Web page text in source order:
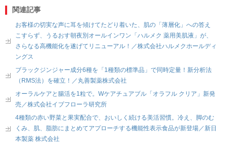
関連記事
お客様の切実な声に耳を傾けてたどり着いた、肌の「薄層化」への答え
こすらず、うるおす朝夜別オールインワン「ハルメク 薬用美肌液」が、
さらなる高機能化を遂げてリニューアル！／株式会社ハルメクホールディ
ングス
ブラックジンジャー成分6種を「1種類の標準品」で同時定量！新分析法
（RMS法）を確立！／丸善製薬株式会社
オーラルケアと腸活を1粒で。Wケアチュアブル「オラフル クリア」新発
売／株式会社イブフローラ研究所
4種類の赤い野菜と果実配合で、おいしく続ける美活習慣。冷え、脚のむ
くみ、肌、脂肪にまとめてアプローチする機能性表示食品が新登場／新日
本製薬 株式会社